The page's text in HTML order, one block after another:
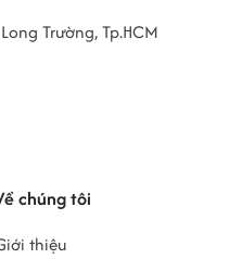
Trường, Tp.HCM
chúng tôi
thiệu